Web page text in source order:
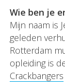
Wie ben je
Mijn naam is
geleden
Rotterdam
opleiding is
Crackbangers